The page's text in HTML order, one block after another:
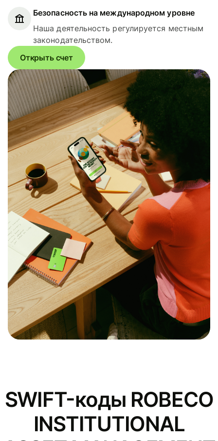
Безопасность на международном уровне
Наша деятельность регулируется местным
законодательством.
Открыть счет
SWIFT-коды ROBECO
INSTITUTIONAL